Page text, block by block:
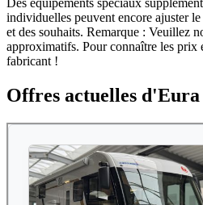
Des équipements spéciaux
individuelles peuvent encore ajuster
et des souhaits. Remarque : Veuillez
approximatifs. Pour connaître les prix
fabricant !
Offres actuelles